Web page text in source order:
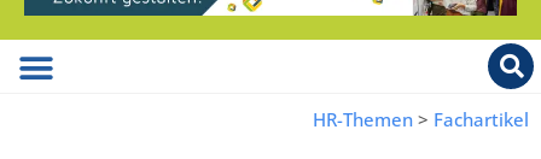
HR-Themen > Fachartikel